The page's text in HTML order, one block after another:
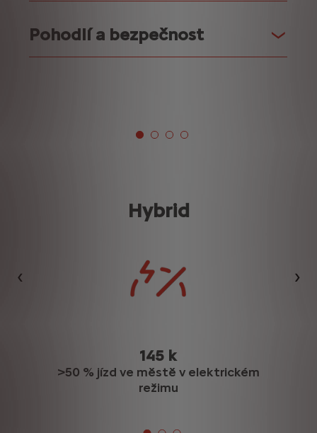
Pohodlí a bezpečnost
Hybrid
Předchozí
145 k
>50 % jízd ve městě v elektrickém
režimu